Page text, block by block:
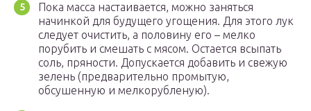
Пока масса настаивается, можно заняться
начинкой для будущего угощения. Для этого лук
следует очистить, а половину его – мелко
порубить и смешать с мясом. Остается всыпать
соль, пряности. Допускается добавить и свежую
зелень (предварительно промытую,
обсушенную и мелкорубленую).